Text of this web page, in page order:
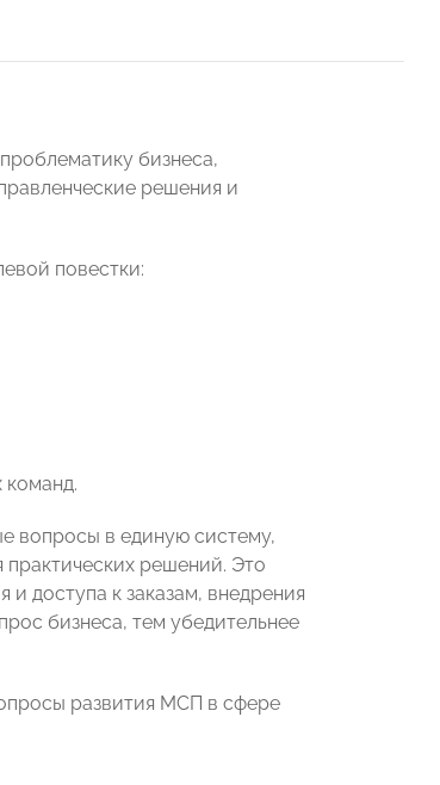
бизнеса,
решения и
повестки:
команд.
вопросы в единую систему,
решений. Это
доступа к заказам, внедрения
бизнеса, тем убедительнее
развития МСП в сфере